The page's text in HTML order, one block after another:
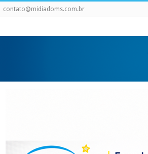
contato@midiadoms.com.br